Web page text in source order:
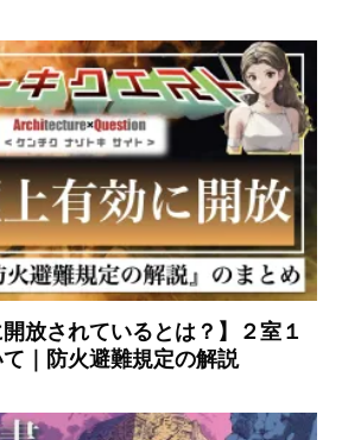
開放されているとは？】２室１
｜防火避難規定の解説